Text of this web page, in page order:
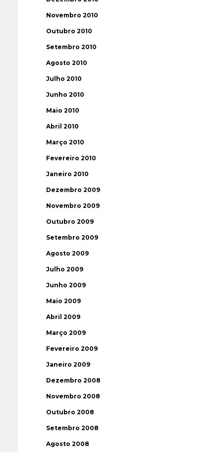
Novembro 2010
Outubro 2010
Setembro 2010
Agosto 2010
Julho 2010
Junho 2010
Maio 2010
Abril 2010
Março 2010
Fevereiro 2010
Janeiro 2010
Dezembro 2009
Novembro 2009
Outubro 2009
Setembro 2009
Agosto 2009
Julho 2009
Junho 2009
Maio 2009
Abril 2009
Março 2009
Fevereiro 2009
Janeiro 2009
Dezembro 2008
Novembro 2008
Outubro 2008
Setembro 2008
Agosto 2008